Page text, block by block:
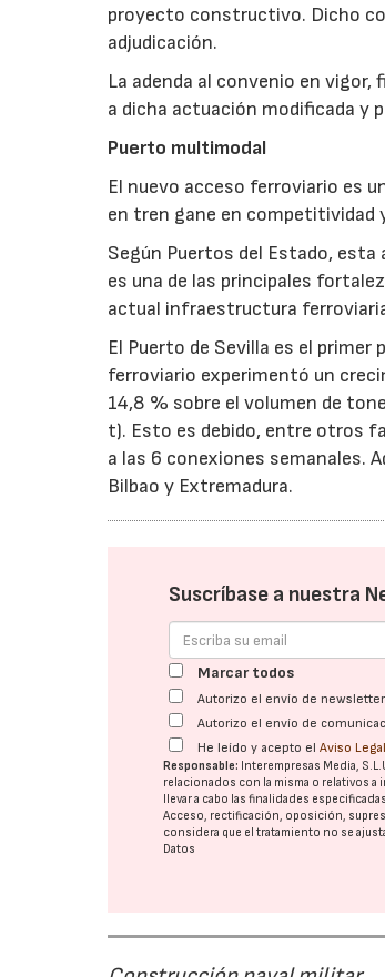
proyecto constructivo. Dicho
adjudicación.
La adenda al convenio en
a dicha actuación modificada y
Puerto multimodal
El nuevo acceso ferroviario es
en tren gane en competitividad
Según Puertos del Estado,
es una de las principales
actual infraestructura
El Puerto de Sevilla es el
ferroviario experimentó un
14,8 % sobre el volumen de
t). Esto es debido, entre otros
a las 6 conexiones semanales.
Bilbao y Extremadura.
Suscríbase a nuestra
Marcar todos
Autorizo el envío de
Autorizo el envío de
He leído y acepto elAviso Legal
Responsable: Interempresas Media,
relacionados con la misma o relativos
llevar a cabo las finalidades
Acceso, rectificación, oposición,
considera que el tratamiento no se
Datos